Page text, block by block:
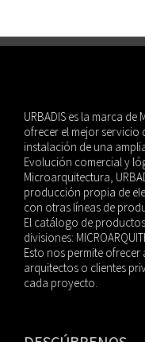
URBADIS es la marca
ofrecer el mejor
instalación de una
Evolución comercial y
Microarquitectura,
producción propia de
con otras líneas de
El catálogo de
divisiones:
Esto nos permite
arquitectos o clientes
cada proyecto.